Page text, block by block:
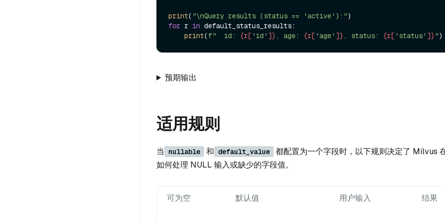
print( "\nQuery results (status == 'active'):"
for r in default_status_results:
print(f"  id: {r[ 'id' ]} , age: {r[ 'age' ]} , status: {r[ 'status' ]}"
预期输出
适用规则
当 nullable 和 default_value
都配置为一个字段时，以下规则决定了 Milvus
如何处理 NULL 输入或缺少的字段值。
可为空 默认值 用户输入 结果